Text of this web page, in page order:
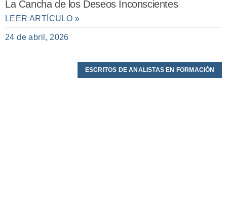
La Cancha de los Deseos Inconscientes
LEER ARTÍCULO »
24 de abril, 2026
ESCRITOS DE ANALISTAS EN FORMACIÓN